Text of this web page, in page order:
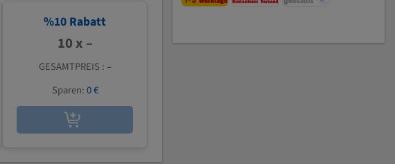
%10 Rabatt
10 x –
GESAMTPREIS :–
Sparen:0 €